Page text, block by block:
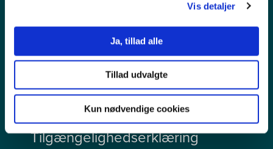
Vis detaljer
Ja, tillad alle
Tillad udvalgte
Kun nødvendige cookies
Pressekontakt
Ledige stillinger
Persondata
Tilgængelighedserklæring